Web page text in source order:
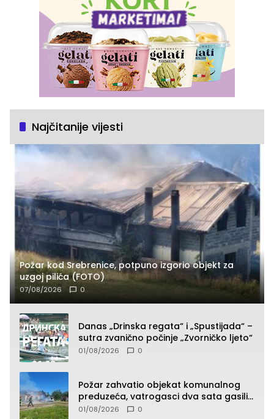
Najčitanije vijesti
Požar kod Srebrenice, potpuno izgorio objekt za
uzgoj pilića (FOTO)
07/08/2026 0
Danas „Drinska regata“ i „Spustijada“ –
sutra zvanično počinje „Zvorničko ljeto“
01/08/2026 0
Požar zahvatio objekat komunalnog
preduzeća, vatrogasci dva sata gasili
vatru (FOTO)
01/08/2026 0